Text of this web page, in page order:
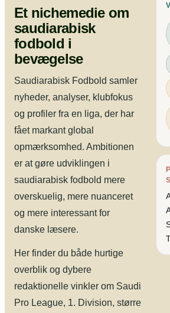
Et nichemedie om
saudiarabisk
fodbold i
bevægelse
Saudiarabisk Fodbold samler
nyheder, analyser, klubfokus
og profiler fra en liga, der har
fået markant global
opmærksomhed. Ambitionen
er at gøre udviklingen i
saudiarabisk fodbold mere
overskuelig, mere nuanceret
og mere interessant for
danske læsere.
Her finder du både hurtige
overblik og dybere
redaktionelle vinkler om Saudi
Pro League, 1. Division, større